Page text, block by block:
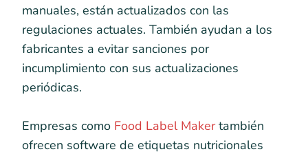
manuales, están actualizados con las
regulaciones actuales. También ayudan a los
fabricantes a evitar sanciones por
incumplimiento con sus actualizaciones
periódicas.
Empresas como Food Label Makertambién
ofrecen software de etiquetas nutricionales